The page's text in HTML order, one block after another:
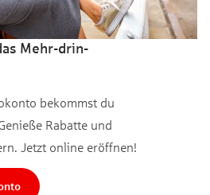
Mehr-drin-
bekommst du
Rabatte und
Jetzt online eröffnen!